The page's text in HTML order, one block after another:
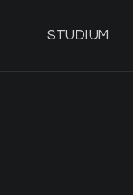
STUDIUM